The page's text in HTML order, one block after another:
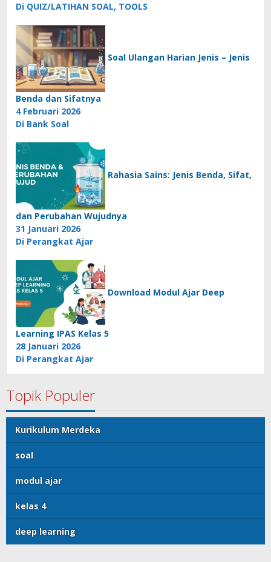
Di QUIZ/LATIHAN SOAL, TOOLS
Soal Ulangan Harian Jenis – Jenis
Benda dan Sifatnya
4 Februari 2026
Di Bank Soal
Rahasia Sains: Jenis Benda, Sifat,
dan Perubahan Wujudnya
31 Januari 2026
Di Perangkat Ajar
Download Modul Ajar Deep
Learning IPAS Kelas 5
28 Januari 2026
Di Perangkat Ajar
Topik Populer
Kurikulum Merdeka
soal
modul ajar
kelas 4
deep learning